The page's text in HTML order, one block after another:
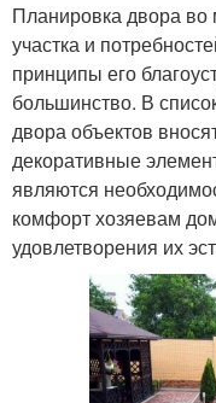
Планировка двора во
участка и
принципы его
большинство. В
двора объектов
декоративные
являются
комфорт хозяевам
удовлетворения их